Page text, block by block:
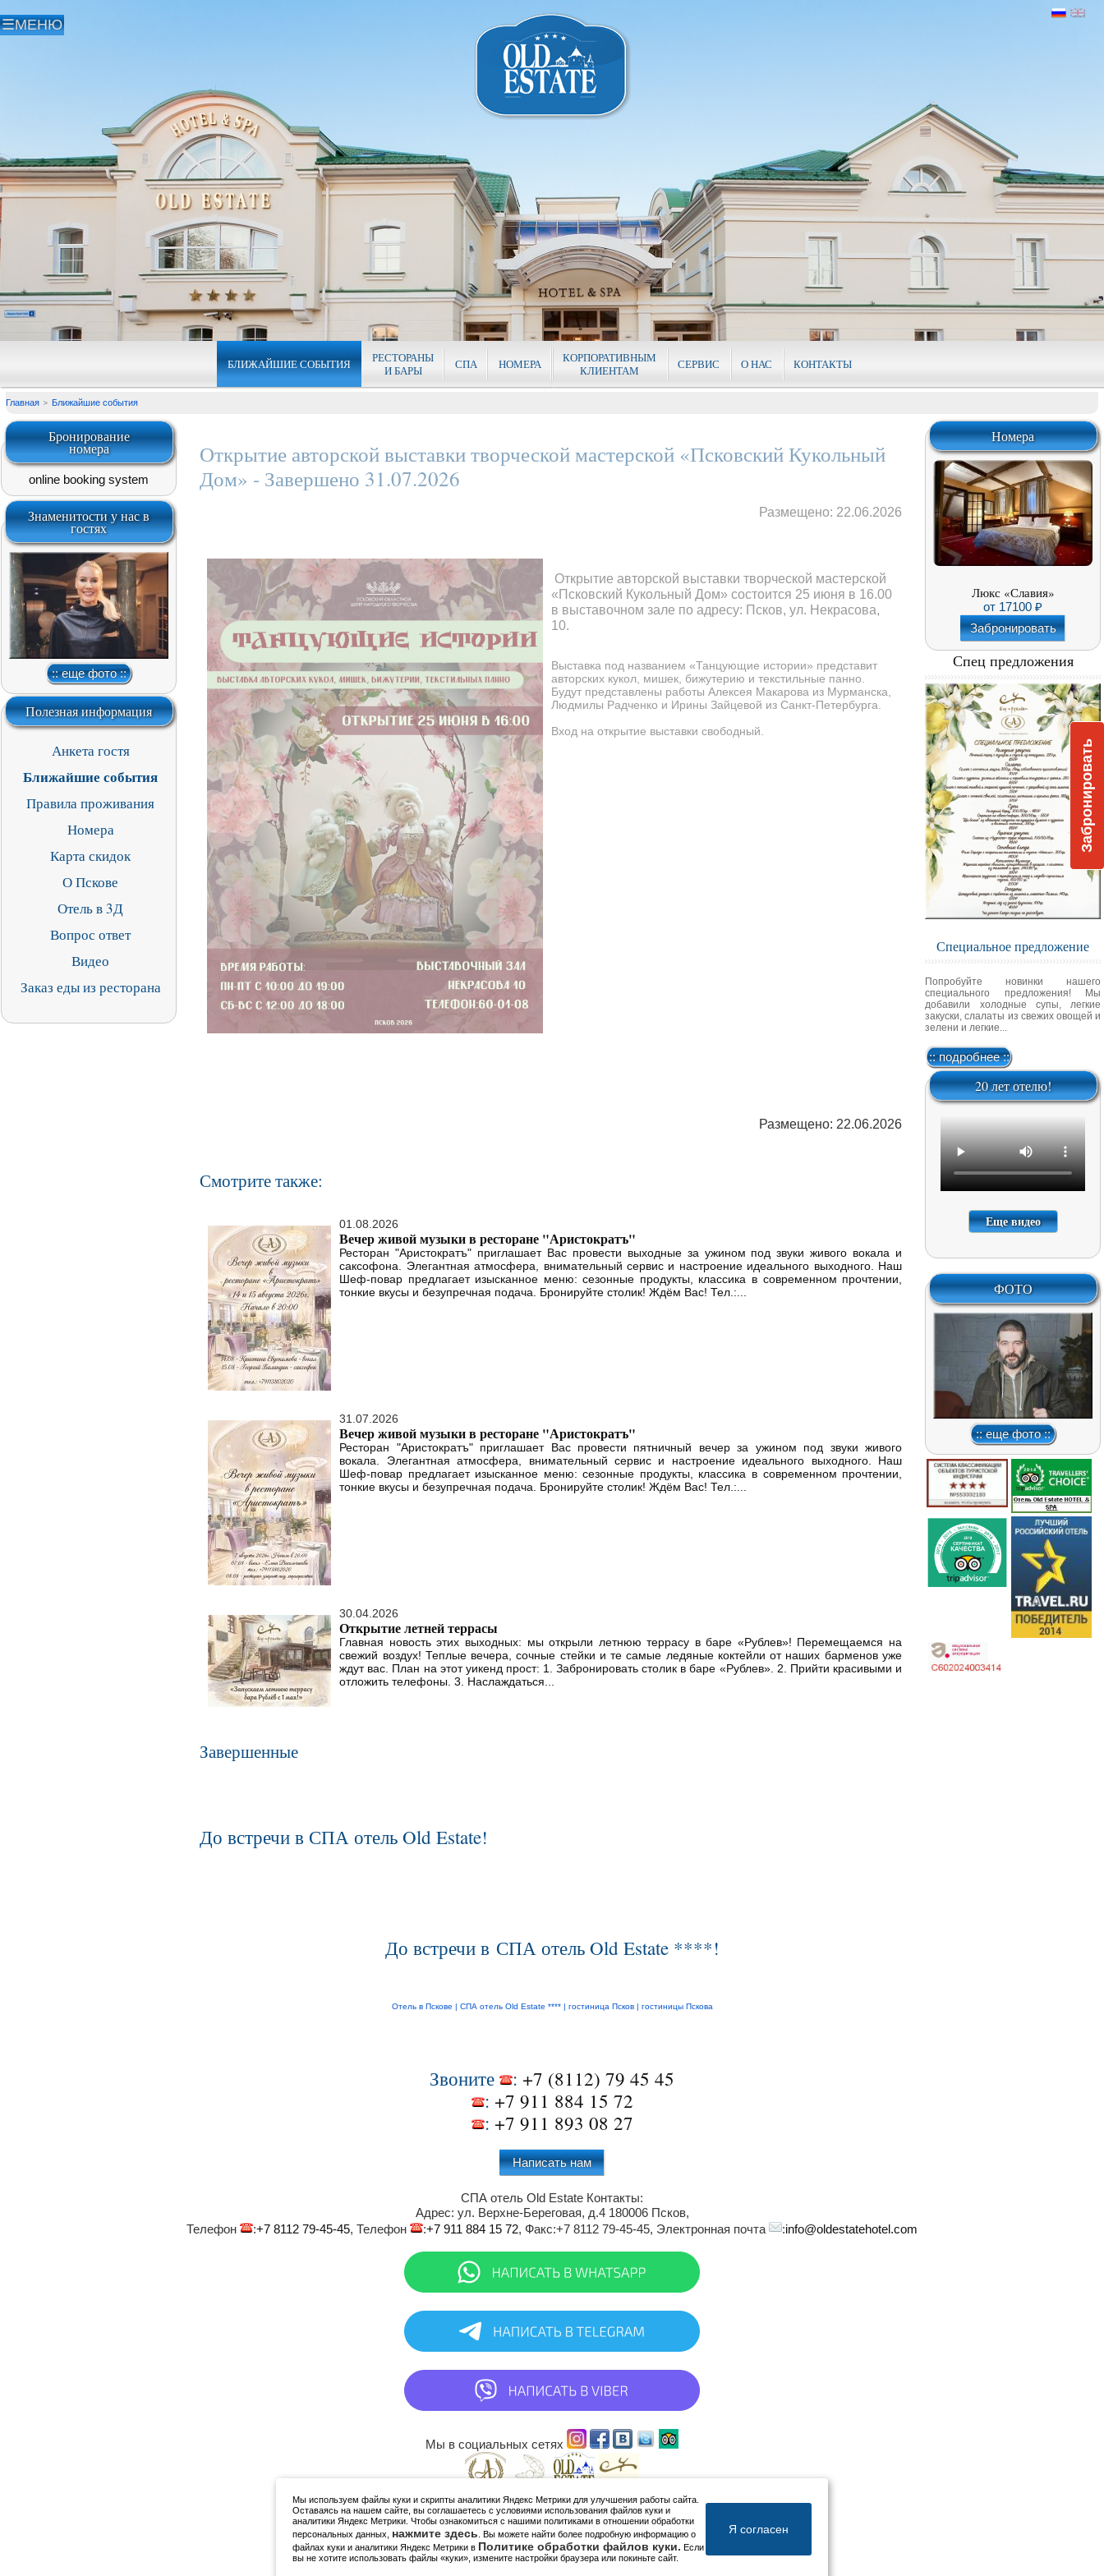
НОМЕРА
СПА
РЕСТОРАНЫ
И БАРЫ
БЛИЖАЙШИЕ СОБЫТИЯ
КОРПОРАТИВНЫМ
КЛИЕНТАМ
СЕРВИС О НАС КОНТАКТЫ
Главная Ближайшие события
Бронирование
номера
online booking system
Знаменитости у нас в
гостях
:: еще фото ::
Полезная информация
Анкета гостя
Ближайшие события
Правила проживания
Номера
Карта скидок
О Пскове
Отель в 3Д
Вопрос ответ
Видео
Заказ еды из ресторана
Открытие авторской выставки творческой мастерской «Псковский Кукольный
Дом» - Завершено 31.07.2026
Размещено: 22.06.2026
Открытие авторской выставки творческой мастерской
«Псковский Кукольный Дом» состоится 25 июня в 16.00
в выставочном зале по адресу: Псков, ул. Некрасова,
10.
Выставка под названием «Танцующие истории» представит
авторских кукол, мишек, бижутерию и текстильные панно.
Будут представлены работы Алексея Макарова из Мурманска,
Людмилы Радченко и Ирины Зайцевой из Санкт-Петербурга.
Вход на открытие выставки свободный.
Размещено: 22.06.2026
Смотрите также:
01.08.2026
Вечер живой музыки в ресторане "Аристократъ"
Ресторан "Аристократъ" приглашает Вас провести выходные за ужином под звуки живого вокала и
саксофона. Элегантная атмосфера, внимательный сервис и настроение идеального выходного. Наш
Шеф-повар предлагает изысканное меню: сезонные продукты, классика в современном прочтении,
тонкие вкусы и безупречная подача. Бронируйте столик! Ждём Вас! Тел.:...
31.07.2026
Вечер живой музыки в ресторане "Аристократъ"
Ресторан "Аристократъ" приглашает Вас провести пятничный вечер за ужином под звуки живого
вокала. Элегантная атмосфера, внимательный сервис и настроение идеального выходного. Наш
Шеф-повар предлагает изысканное меню: сезонные продукты, классика в современном прочтении,
тонкие вкусы и безупречная подача. Бронируйте столик! Ждём Вас! Тел.:...
30.04.2026
Открытие летней террасы
Главная новость этих выходных: мы открыли летнюю террасу в баре «Рублев»! Перемещаемся на
свежий воздух! Теплые вечера, сочные стейки и те самые ледяные коктейли от наших барменов уже
ждут вас. План на этот уикенд прост: 1. Забронировать столик в баре «Рублев». 2. Прийти красивыми и
отложить телефоны. 3. Наслаждаться...
Завершенные
До встречи в СПА отель Old Estate!
Номера
Люкс «Славия»
от 17100
Забронировать
Спец предложения
Специальное предложение
Попробуйте новинки нашего
специального предложения! Мы
добавили холодные супы, легкие
закуски, слалаты из свежих овощей и
зелени и легкие...
:: подробнее ::
20 лет отелю!
Еще видео
ФОТО
:: еще фото ::
До встречи в СПА отель Old Estate ****!
Отель в Пскове | СПА отель Old Estate **** | гостиница Псков | гостиницы Пскова
Звоните : +7 (8112) 79 45 45
: +7 911 884 15 72
: +7 911 893 08 27
Написать нам
СПА отель Old Estate Контакты:
Адрес: ул. Верхне-Береговая, д.4 180006 Псков,
Телефон
:+7 8112 79-45-45, Телефон :+7 911 884 15 72, Факс:+7 8112 79-45-45, Электронная почта :info@oldestatehotel.com
Мы в социальных сетях
© 2005 - 2026 СПА отель Old Estate ****
Забронировать
Мы используем файлы куки и скрипты аналитики Яндекс Метрики для улучшения работы сайта.
Оставаясь на нашем сайте, вы соглашаетесь с условиями использования файлов куки и
аналитики Яндекс Метрики. Чтобы ознакомиться с нашими политиками в отношении обработки
персональных данных, нажмите здесь . Вы можете найти более подробную информацию о
файлах куки и аналитики Яндекс Метрики в Политике обработки файлов куки. Если
вы не хотите использовать файлы «куки», измените настройки браузера или покиньте сайт.
Я согласен